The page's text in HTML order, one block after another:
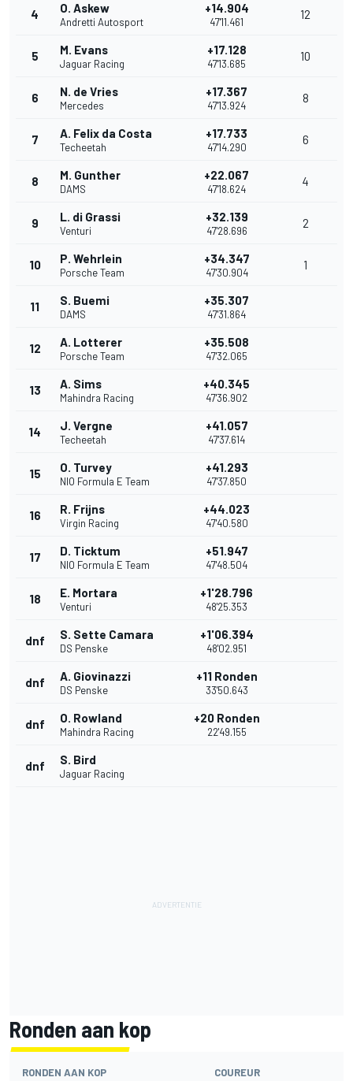
4 O. Askew
Andretti Autosport
+14.904
47'11.461
12
5 M. Evans
Jaguar Racing
+17.128
47'13.685
10
6 N. de Vries
Mercedes
+17.367
47'13.924
8
7 A. Felix da Costa
Techeetah
+17.733
47'14.290
6
8 M. Gunther
DAMS
+22.067
47'18.624
4
9 L. di Grassi
Venturi
+32.139
47'28.696
2
10 P. Wehrlein
Porsche Team
+34.347
47'30.904
1
11 S. Buemi
DAMS
+35.307
47'31.864
12 A. Lotterer
Porsche Team
+35.508
47'32.065
13 A. Sims
Mahindra Racing
+40.345
47'36.902
14 J. Vergne
Techeetah
+41.057
47'37.614
15 O. Turvey
NIO Formula E Team
+41.293
47'37.850
16 R. Frijns
Virgin Racing
+44.023
47'40.580
17 D. Ticktum
NIO Formula E Team
+51.947
47'48.504
18 E. Mortara
Venturi
+1'28.796
48'25.353
dnf S. Sette Camara
DS Penske
+1'06.394
48'02.951
dnf A. Giovinazzi
DS Penske
+11 Ronden
33'50.643
dnf O. Rowland
Mahindra Racing
+20 Ronden
22'49.155
dnf S. Bird
Jaguar Racing
Ronden aan kop
RONDEN AAN KOP COUREUR